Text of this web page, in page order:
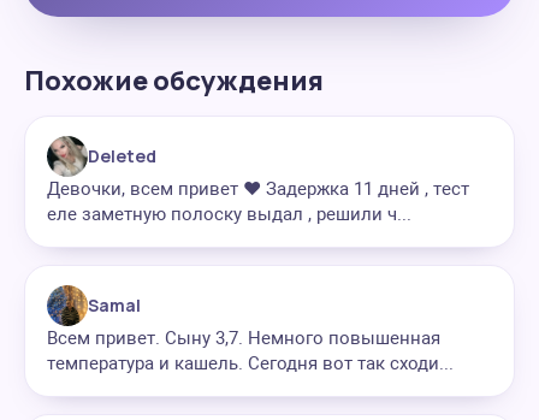
Похожие обсуждения
Deleted
Девочки, всем привет ❤️ Задержка 11 дней , тест
еле заметную полоску выдал , решили ч...
Samal
Всем привет. Сыну 3,7. Немного повышенная
температура и кашель. Сегодня вот так сходи...